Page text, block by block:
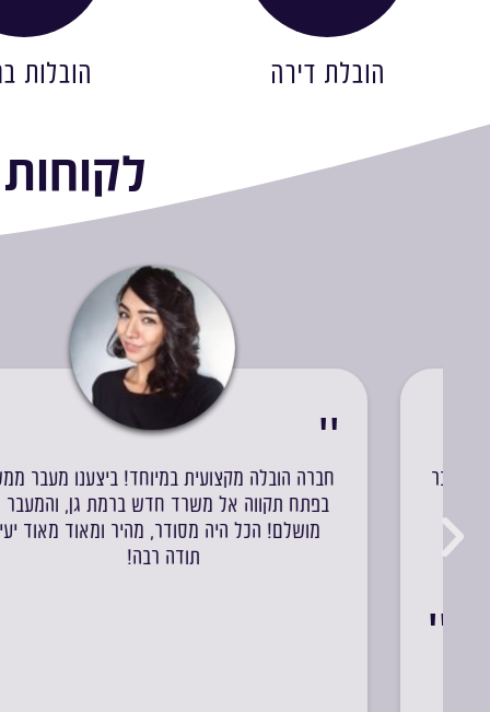
הובלת דירה הובלות
חברה הובלה מקצועית במיוחד! ביצענו מעבר ממשרד
בפתח תקווה אל משרד חדש ברמת גן, והמעבר היה
מושלם! הכל היה מסודר, מהיר ומאוד מאוד יעיל.
תודה רבה!